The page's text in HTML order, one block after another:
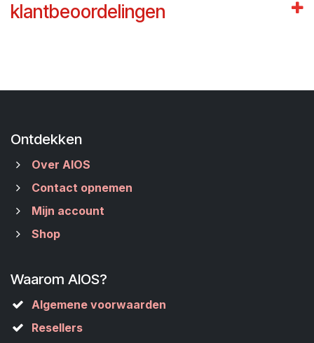
klantbeoordelingen
Ontdekken
Over AIOS
Contact opnemen
Mijn account
Shop
Waarom AIOS?
Algemene voorwaarden
Resellers